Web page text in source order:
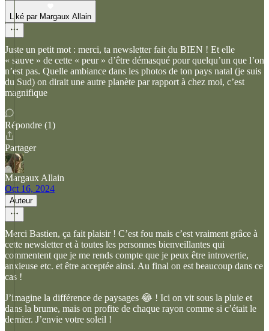
Liké par Margaux Allain
Juste un petit mot : merci, ta newsletter fait du BIEN ! Et elle
« sauve » de cette « peur » d’être démasqué pour quelqu’un que l’on
n’est pas. Quelle ambiance dans les photos de ton pays natal (je suis
du Sud) on dirait une autre planète par rapport à chez moi, c’est
magnifique
Répondre (1)
Partager
Margaux Allain
Oct 16, 2024
Auteur
Merci Bastien, ça fait plaisir ! C’est fou mais c’est vraiment grâce à
cette newsletter et à toutes les personnes bienveillantes qui
commentent que je me rends compte que je peux être introvertie,
anxieuse etc. et être acceptée ainsi. Au final on est beaucoup dans ce
cas !
J’imagine la différence de paysages 😂 ! Ici on vit sous la pluie et
dans la brume, mais on profite de chaque rayon comme si c’était le
dernier. J’envie votre soleil !